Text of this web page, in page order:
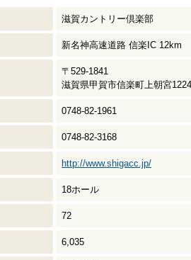
滋賀カントリー倶楽部
新名神高速道路 信楽IC 12km
〒529-1841
滋賀県甲賀市信楽町上朝宮1224
0748-82-1961
0748-82-3168
http://www.shigacc.jp/
18ホール
72
6,035